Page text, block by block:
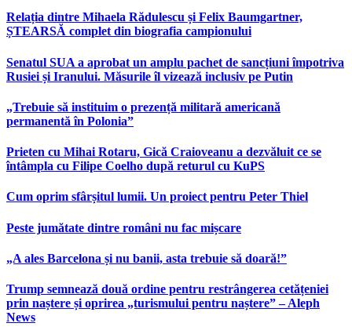
Relația dintre Mihaela Rădulescu și Felix Baumgartner,
ȘTEARSĂ complet din biografia campionului
Senatul SUA a aprobat un amplu pachet de sancțiuni împotriva
Rusiei și Iranului. Măsurile îl vizează inclusiv pe Putin
„Trebuie să instituim o prezență militară americană
permanentă în Polonia”
Prieten cu Mihai Rotaru, Gică Craioveanu a dezvăluit ce se
întâmpla cu Filipe Coelho după returul cu KuPS
Cum oprim sfârșitul lumii. Un proiect pentru Peter Thiel
Peste jumătate dintre români nu fac mișcare
„A ales Barcelona și nu banii, asta trebuie să doară!”
Trump semnează două ordine pentru restrângerea cetățeniei
prin naștere și oprirea „turismului pentru naștere” – Aleph
News